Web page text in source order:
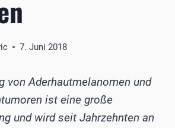
7. Juni 2018
von Aderhautmelanomen und
ist eine große
und wird seit Jahrzehnten an